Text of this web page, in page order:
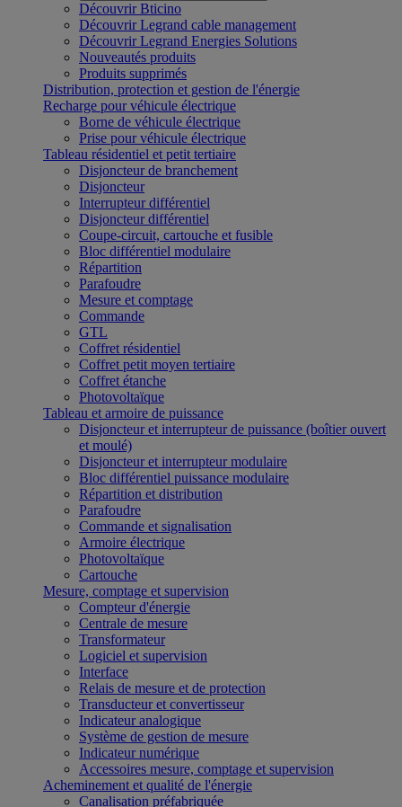
Découvrir Bticino
Découvrir Legrand cable management
Découvrir Legrand Energies Solutions
Nouveautés produits
Produits supprimés
Distribution, protection et gestion de l'énergie
Recharge pour véhicule électrique
Borne de véhicule électrique
Prise pour véhicule électrique
Tableau résidentiel et petit tertiaire
Disjoncteur de branchement
Disjoncteur
Interrupteur différentiel
Disjoncteur différentiel
Coupe-circuit, cartouche et fusible
Bloc différentiel modulaire
Répartition
Parafoudre
Mesure et comptage
Commande
GTL
Coffret résidentiel
Coffret petit moyen tertiaire
Coffret étanche
Photovoltaïque
Tableau et armoire de puissance
Disjoncteur et interrupteur de puissance (boîtier ouvert
et moulé)
Disjoncteur et interrupteur modulaire
Bloc différentiel puissance modulaire
Répartition et distribution
Parafoudre
Commande et signalisation
Armoire électrique
Photovoltaïque
Cartouche
Mesure, comptage et supervision
Compteur d'énergie
Centrale de mesure
Transformateur
Logiciel et supervision
Interface
Relais de mesure et de protection
Transducteur et convertisseur
Indicateur analogique
Système de gestion de mesure
Indicateur numérique
Accessoires mesure, comptage et supervision
Acheminement et qualité de l'énergie
Canalisation préfabriquée